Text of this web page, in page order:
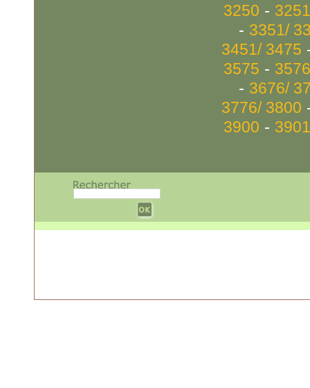
3250 -
- 3351/
3451/ 3475
3575 -
- 3676/
3776/ 3800
3900 -